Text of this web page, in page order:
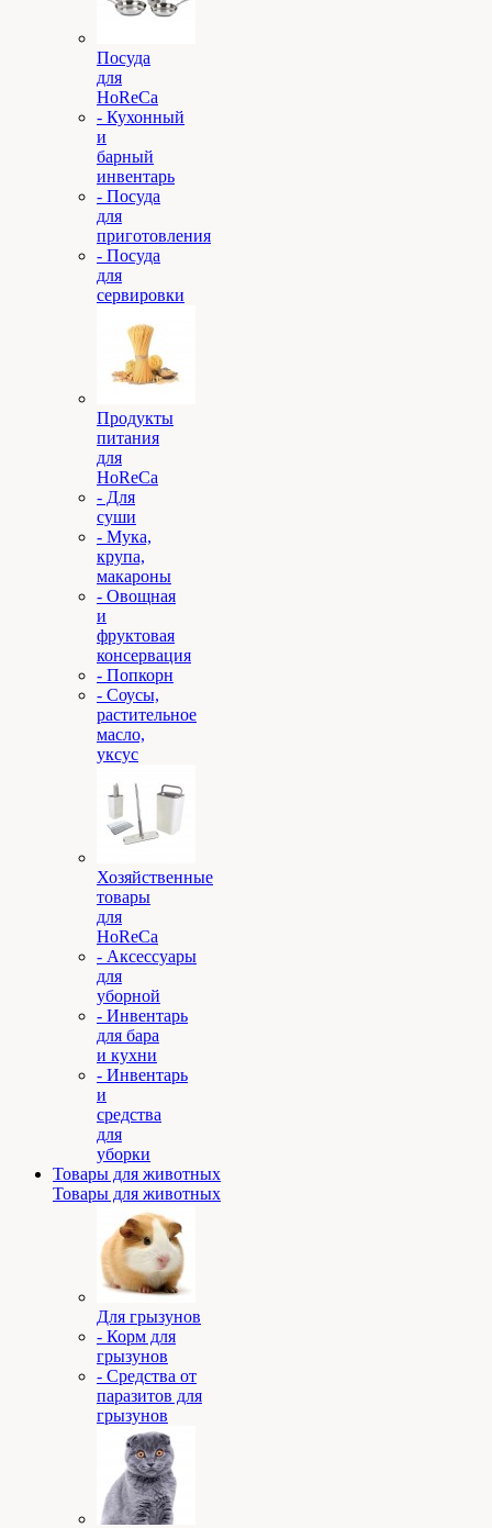
Посуда
для
HoReCa
- Кухонный
и
барный
инвентарь
- Посуда
для
приготовления
- Посуда
для
сервировки
Продукты
питания
для
HoReCa
- Для
суши
- Мука,
крупа,
макароны
- Овощная
и
фруктовая
консервация
- Попкорн
- Соусы,
растительное
масло,
уксус
Хозяйственные
товары
для
HoReCa
- Аксессуары
для
уборной
- Инвентарь
для бара
и кухни
- Инвентарь
и
средства
для
уборки
Товары для животных
Товары для животных
Для грызунов
- Корм для
грызунов
- Средства от
паразитов для
грызунов